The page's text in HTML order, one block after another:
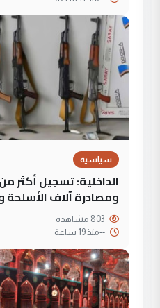
سياسية
ومصادرة آلاف الأسلحة
--منذ 19 ساعة